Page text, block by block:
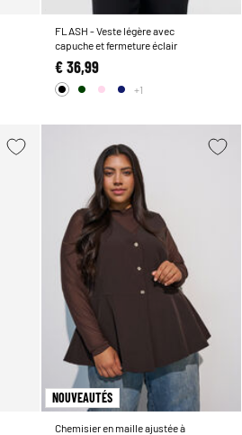
FLASH - Veste légère avec
capuche et fermeture éclair
€ 36,99
+1
NOUVEAUTÉS
Chemisier en maille ajustée à